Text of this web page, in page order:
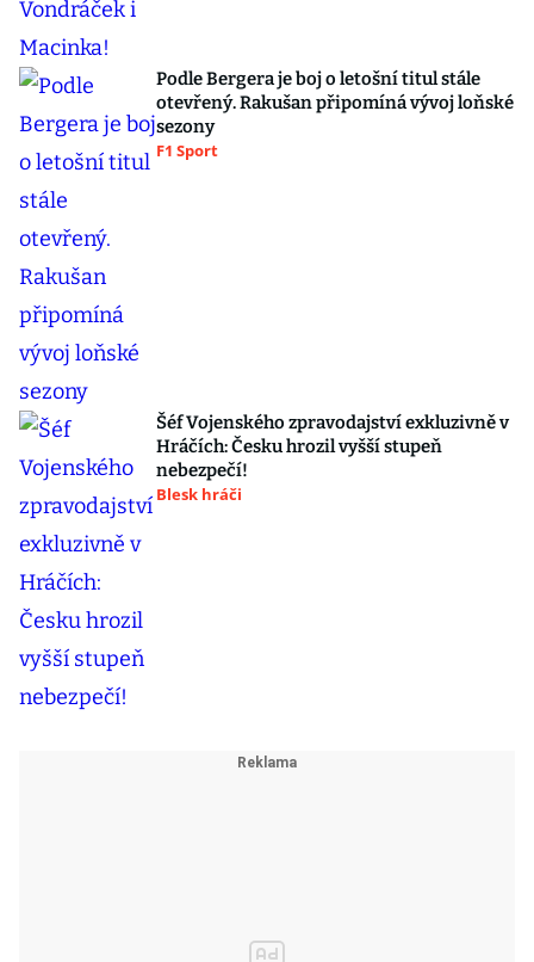
Podle Bergera je boj o letošní titul stále
otevřený. Rakušan připomíná vývoj loňské
sezony
F1 Sport
Šéf Vojenského zpravodajství exkluzivně v
Hráčích: Česku hrozil vyšší stupeň
nebezpečí!
Blesk hráči